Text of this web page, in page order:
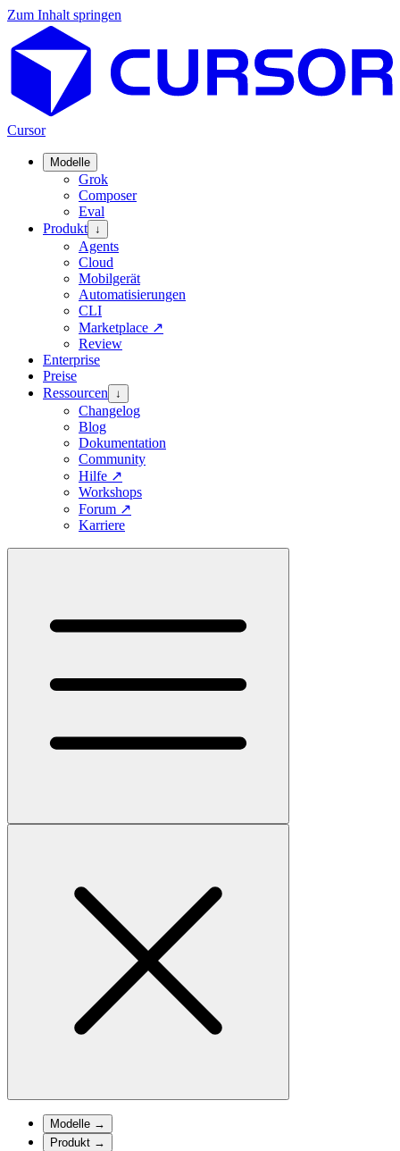
Zum Inhalt springen
Cursor
Modelle
Grok
Composer
Eval
Produkt ↓
Agents
Cloud
Mobilgerät
Automatisierungen
CLI
Marketplace ↗
Review
Enterprise
Preise
Ressourcen
↓
Changelog
Blog
Dokumentation
Community
Hilfe ↗
Workshops
Forum ↗
Karriere
Modelle →
Produkt →